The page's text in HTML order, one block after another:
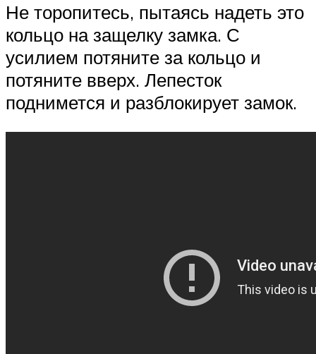
Не торопитесь, пытаясь надеть это
кольцо на защелку замка. С
усилием потяните за кольцо и
потяните вверх. Лепесток
поднимется и разблокирует замок.